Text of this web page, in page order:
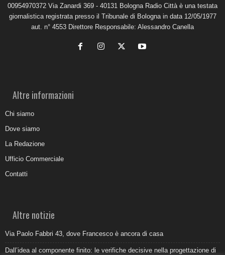
00954970372 Via Zanardi 369 - 40131 Bologna Radio Città è una testata
giornalistica registrata presso il Tribunale di Bologna in data 12/05/1977
aut. n° 4553 Direttore Responsabile: Alessandro Canella
Altre informazioni
Chi siamo
Dove siamo
La Redazione
Ufficio Commerciale
Contatti
Altre notizie
Via Paolo Fabbri 43, dove Francesco è ancora di casa
Dall’idea al componente finito: le verifiche decisive nella progettazione di